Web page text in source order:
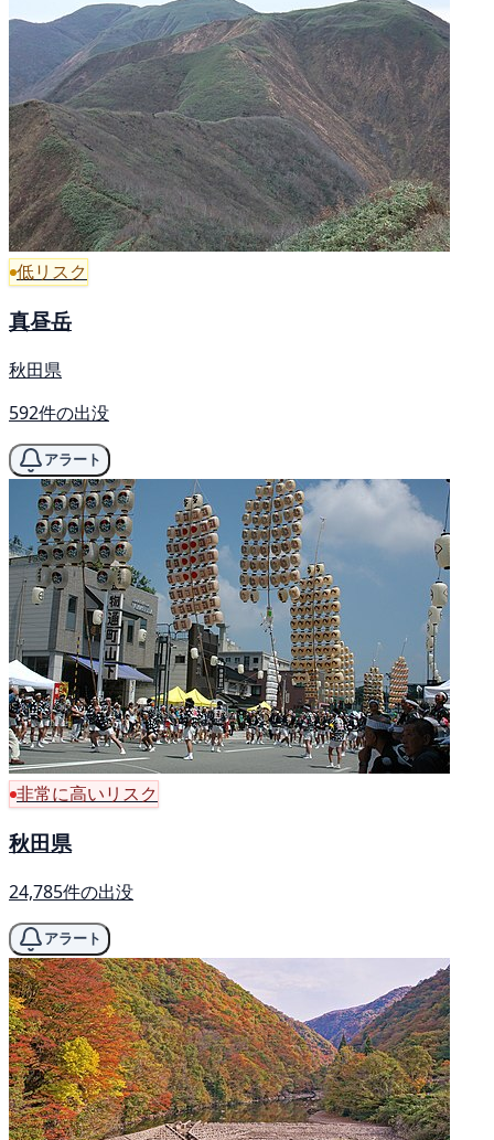
低リスク
真昼岳
秋田県
592件の出没
アラート
非常に高いリスク
秋田県
24,785件の出没
アラート